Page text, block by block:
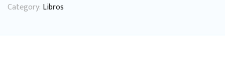
Category: Libros